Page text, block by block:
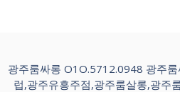
광주룸싸롱 O1O.5712.0948 광주
럽,광주유흥주점,광주룸살롱,광주